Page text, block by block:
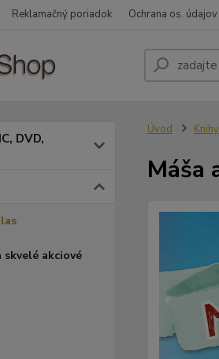
Reklamačný poriadok Ochrana os. údajov
DVD,
akciové
Úvod Knihy
Máša